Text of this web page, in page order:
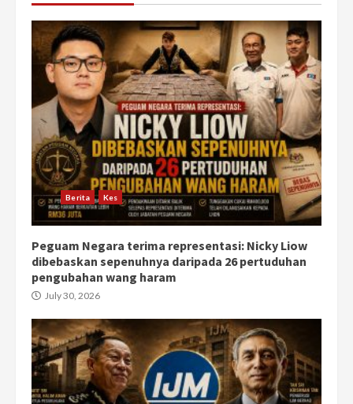
Berita Kes
Peguam Negara terima representasi: Nicky Liow
dibebaskan sepenuhnya daripada 26 pertuduhan
pengubahan wang haram
July 30, 2026